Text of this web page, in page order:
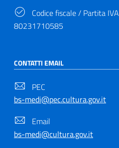
Codice fiscale / Partita IVA
80231710585
CONTATTI EMAIL
PEC
bs-medi@pec.cultura.gov.it
Email
bs-medi@cultura.gov.it